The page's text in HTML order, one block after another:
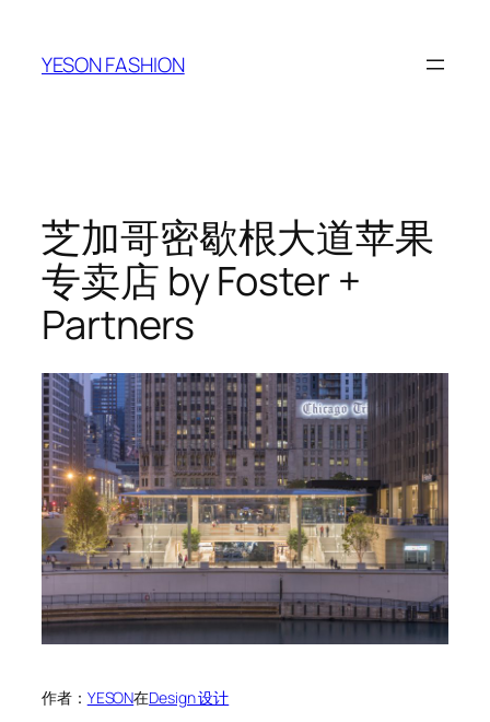
YESON FASHION
芝加哥密歇根大道苹果
专卖店 by Foster +
Partners
作者： YESON在Design 设计